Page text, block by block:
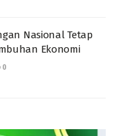
Nasional Tetap
Ekonomi
0